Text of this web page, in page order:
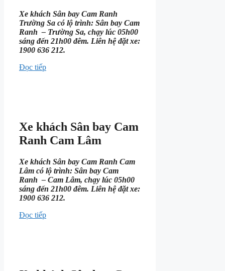
Xe khách Sân bay Cam Ranh
Trường Sa có lộ trình: Sân bay Cam
Ranh – Trường Sa, chạy lúc 05h00
sáng đến 21h00 đêm. Liên hệ đặt xe:
1900 636 212.
Đọc tiếp
Xe khách Sân bay Cam
Ranh Cam Lâm
Xe khách Sân bay Cam Ranh Cam
Lâm có lộ trình: Sân bay Cam
Ranh – Cam Lâm, chạy lúc 05h00
sáng đến 21h00 đêm. Liên hệ đặt xe:
1900 636 212.
Đọc tiếp